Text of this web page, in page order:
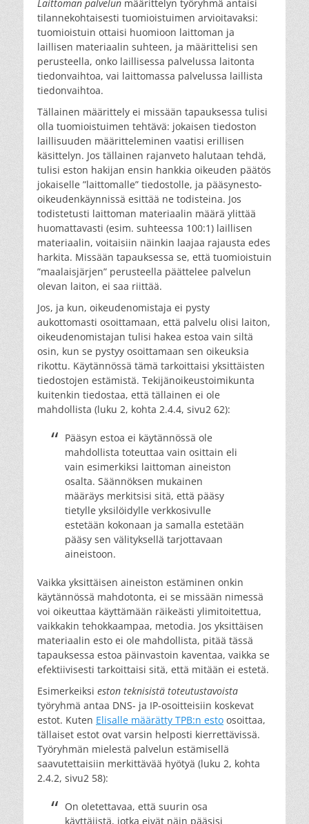
Laittoman palvelun määrittelyn työryhmä antaisi
tilannekohtaisesti tuomioistuimen arvioitavaksi:
tuomioistuin ottaisi huomioon laittoman ja
laillisen materiaalin suhteen, ja määrittelisi sen
perusteella, onko laillisessa palvelussa laitonta
tiedonvaihtoa, vai laittomassa palvelussa laillista
tiedonvaihtoa.
Tällainen määrittely ei missään tapauksessa tulisi
olla tuomioistuimen tehtävä: jokaisen tiedoston
laillisuuden määritteleminen vaatisi erillisen
käsittelyn. Jos tällainen rajanveto halutaan tehdä,
tulisi eston hakijan ensin hankkia oikeuden päätös
jokaiselle ”laittomalle” tiedostolle, ja pääsynesto-
oikeudenkäynnissä esittää ne todisteina. Jos
todistetusti laittoman materiaalin määrä ylittää
huomattavasti (esim. suhteessa 100:1) laillisen
materiaalin, voitaisiin näinkin laajaa rajausta edes
harkita. Missään tapauksessa se, että tuomioistuin
”maalaisjärjen” perusteella päättelee palvelun
olevan laiton, ei saa riittää.
Jos, ja kun, oikeudenomistaja ei pysty
aukottomasti osoittamaan, että palvelu olisi laiton,
oikeudenomistajan tulisi hakea estoa vain siltä
osin, kun se pystyy osoittamaan sen oikeuksia
rikottu. Käytännössä tämä tarkoittaisi yksittäisten
tiedostojen estämistä. Tekijänoikeustoimikunta
kuitenkin tiedostaa, että tällainen ei ole
mahdollista (luku 2, kohta 2.4.4, sivu2 62):
Pääsyn estoa ei käytännössä ole
mahdollista toteuttaa vain osittain eli
vain esimerkiksi laittoman aineiston
osalta. Säännöksen mukainen
määräys merkitsisi sitä, että pääsy
tietylle yksilöidylle verkkosivulle
estetään kokonaan ja samalla estetään
pääsy sen välityksellä tarjottavaan
aineistoon.
Vaikka yksittäisen aineiston estäminen onkin
käytännössä mahdotonta, ei se missään nimessä
voi oikeuttaa käyttämään räikeästi ylimitoitettua,
vaikkakin tehokkaampaa, metodia. Jos yksittäisen
materiaalin esto ei ole mahdollista, pitää tässä
tapauksessa estoa päinvastoin kaventaa, vaikka se
efektiivisesti tarkoittaisi sitä, että mitään ei estetä.
Esimerkeiksi eston teknisistä toteutustavoista
työryhmä antaa DNS- ja IP-osoitteisiin koskevat
estot. Kuten Elisalle määrätty TPB:n esto osoittaa,
tällaiset estot ovat varsin helposti kierrettävissä.
Työryhmän mielestä palvelun estämisellä
saavutettaisiin merkittävää hyötyä (luku 2, kohta
2.4.2, sivu2 58):
On oletettavaa, että suurin osa
käyttäjistä, jotka eivät näin pääsisi